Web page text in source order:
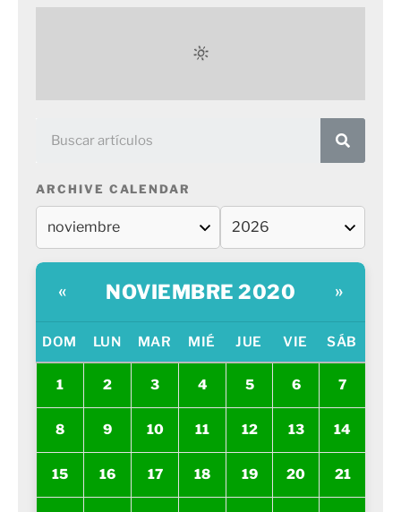
ARCHIVE CALENDAR
« NOVIEMBRE 2020 »
DOM LUN MAR MIÉ JUE VIE SÁB
1 2 3 4 5 6 7
8 9 10 11 12 13 14
15 16 17 18 19 20 21